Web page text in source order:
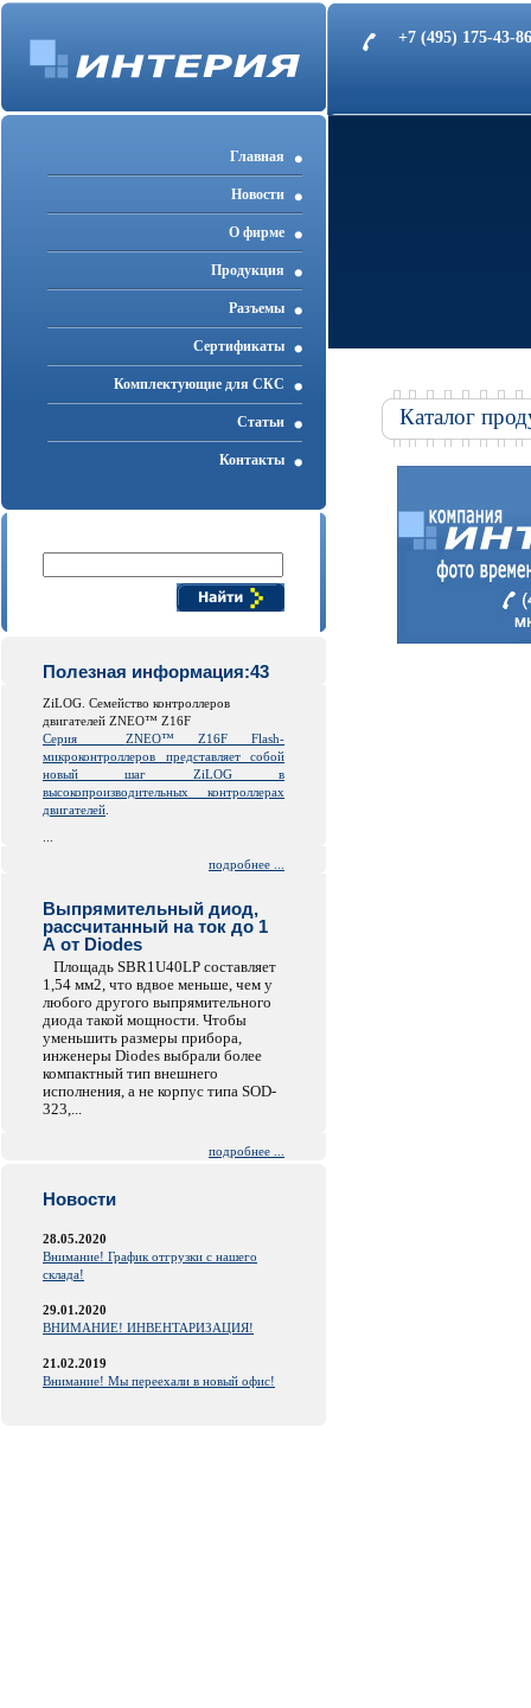
+7 (495) 175-43-
Главная
Новости
О фирме
Продукция
Разъемы
Cертификаты
Комплектующие для СКС
Статьи
Контакты
Полезная информация:43
ZiLOG. Семейство контроллеров
двигателей ZNEO™ Z16F
Серия
ZNEO™ Z16F Flash-
микроконтроллеров представляет собой
новый шаг ZiLOG в
высокопроизводительных контроллерах
двигателей
подробнее ...
Выпрямительный диод,
рассчитанный на ток до 1
А от Diodes
Площадь SBR1U40LP составляет
1,54 мм2, что вдвое меньше, чем у
любого другого выпрямительного
диода такой мощности. Чтобы
уменьшить размеры прибора,
инженеры Diodes выбрали более
компактный тип внешнего
исполнения, а не корпус типа SOD-
323,...
подробнее ...
Новости
28.05.2020
Внимание! График отгрузки с нашего
склада!
29.01.2020
ВНИМАНИЕ! ИНВЕНТАРИЗАЦИЯ!
21.02.2019
Внимание! Мы переехали в новый офис!
Каталог